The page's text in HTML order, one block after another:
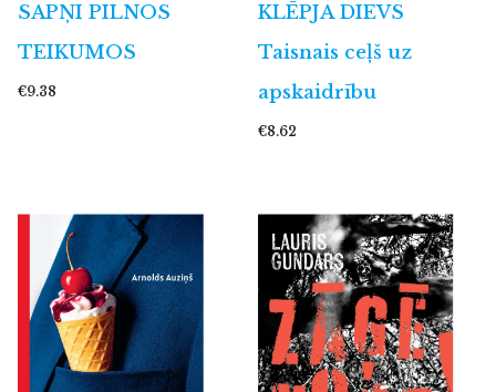
SAPŅI PILNOS
TEIKUMOS
€9.38
KLĒPJA DIEVS
Taisnais ceļš uz
apskaidrību
€8.62